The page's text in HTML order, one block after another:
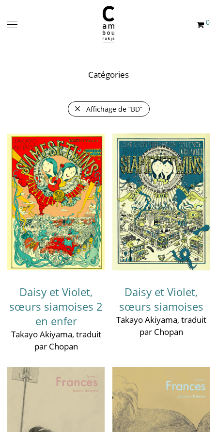
0
Catégories
Affichage de “BD”
Daisy et Violet,
sœurs siamoises 2
en enfer
Takayo Akiyama, traduit
par Chopan
Daisy et Violet,
sœurs siamoises
Takayo Akiyama, traduit
par Chopan